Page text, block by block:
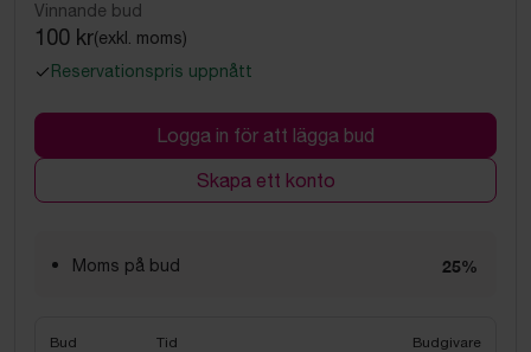
Vinnande bud
100 kr(exkl. moms)
Reservationspris uppnått
Logga in för att lägga bud
Skapa ett konto
Moms på bud 25%
Bud Tid Budgivare